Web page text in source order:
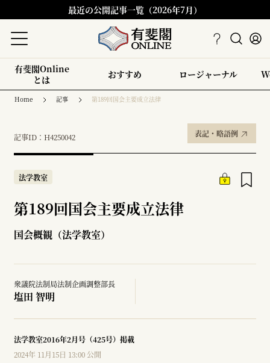
最近の公開記事一覧（2026年7月）
有斐閣Online
とは
おすすめ ロージャーナル
Home 記事 第189回国会主要成立法律
記事ID：H4250042 表記・略語例
法学教室
第189回国会主要成立法律
国会概観（法学教室）
衆議院法制局法制企画調整部長
塩田 智明
法学教室2016年2月号（425号）掲載
2024年 11月15日 13:00 公開